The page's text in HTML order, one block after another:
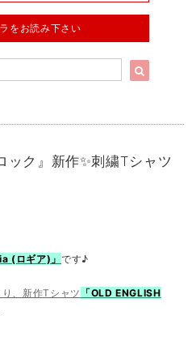
をお読み下さい
ック』新作✨刺繍Tシャツ
(ロギア)」です♪
り、新作Tシャツ 「OLD ENGLISH